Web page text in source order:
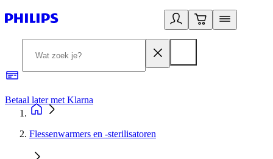
Betaal later met Klarna
Flessenwarmers en -sterilisatoren